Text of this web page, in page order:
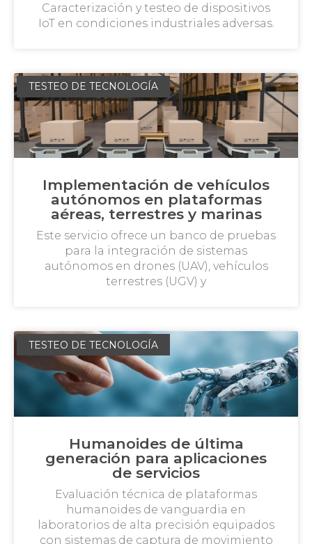
Caracterización y testeo de dispositivos
IoT en condiciones industriales adversas.
TESTEO DE TECNOLOGÍA
Implementación de vehículos
autónomos en plataformas
aéreas, terrestres y marinas
Este servicio ofrece un banco de pruebas
para la integración de sistemas
autónomos en drones (UAV), vehículos
terrestres (UGV) y
TESTEO DE TECNOLOGÍA
Humanoides de última
generación para aplicaciones
de servicios
Evaluación técnica de plataformas
humanoides de vanguardia en
laboratorios de alta precisión equipados
con sistemas de captura de movimiento